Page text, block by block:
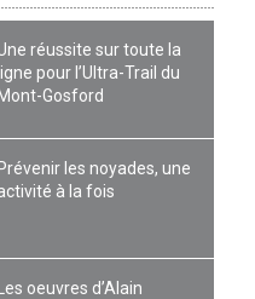
réussite sur toute la
ligne pour l’Ultra-Trail du
Mont-Gosford
Prévenir les noyades, une
à la fois
Les oeuvres d’Alain